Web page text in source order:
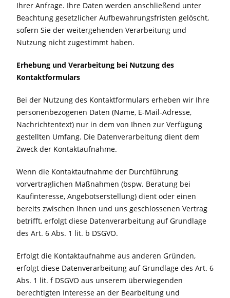
Ihrer Anfrage. Ihre Daten werden anschließend unter
Beachtung gesetzlicher Aufbewahrungsfristen gelöscht,
sofern Sie der weitergehenden Verarbeitung und
Nutzung nicht zugestimmt haben.
Erhebung und Verarbeitung bei Nutzung des
Kontaktformulars
Bei der Nutzung des Kontaktformulars erheben wir Ihre
personenbezogenen Daten (Name, E-Mail-Adresse,
Nachrichtentext) nur in dem von Ihnen zur Verfügung
gestellten Umfang. Die Datenverarbeitung dient dem
Zweck der Kontaktaufnahme.
Wenn die Kontaktaufnahme der Durchführung
vorvertraglichen Maßnahmen (bspw. Beratung bei
Kaufinteresse, Angebotserstellung) dient oder einen
bereits zwischen Ihnen und uns geschlossenen Vertrag
betrifft, erfolgt diese Datenverarbeitung auf Grundlage
des Art. 6 Abs. 1 lit. b DSGVO.
Erfolgt die Kontaktaufnahme aus anderen Gründen,
erfolgt diese Datenverarbeitung auf Grundlage des Art. 6
Abs. 1 lit. f DSGVO aus unserem überwiegenden
berechtigten Interesse an der Bearbeitung und